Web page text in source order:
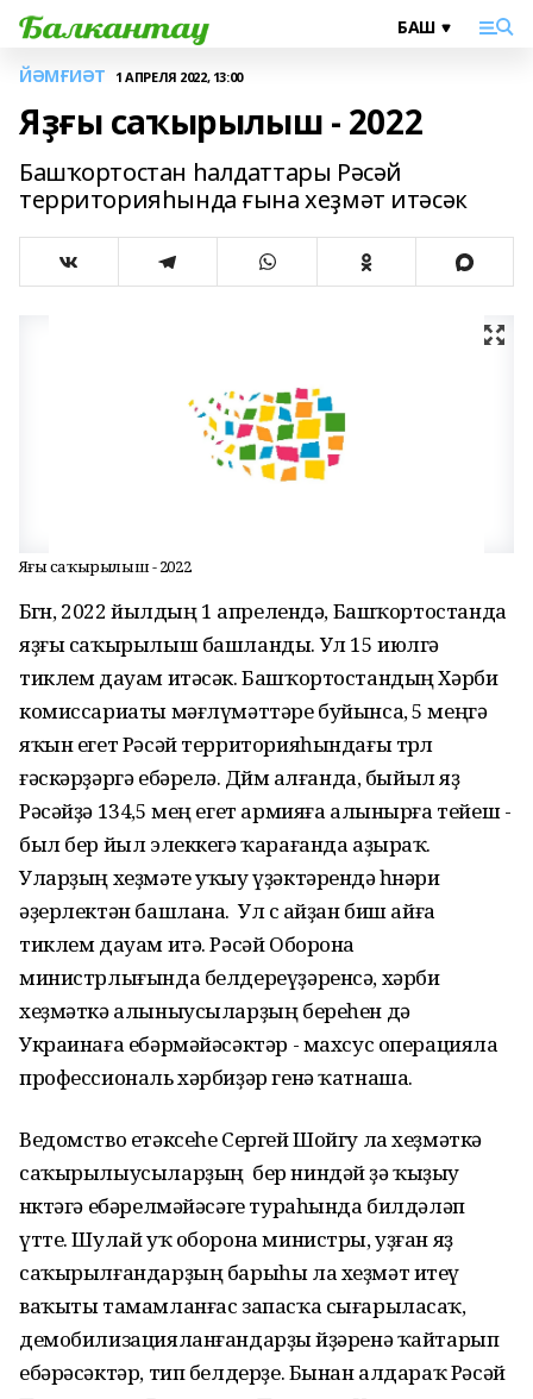
ЙӘМҒИӘТ 1 АПРЕЛЯ 2022, 13:00
Яҙғы саҡырылыш - 2022
Башҡортостан һалдаттары Рәсәй
территорияһында ғына хеҙмәт итәсәк
Яҙғы саҡырылыш - 2022
Бөгөн, 2022 йылдың 1 апрелендә, Башҡортостанда
яҙғы саҡырылыш башланды. Ул 15 июлгә
тиклем дауам итәсәк. Башҡортостандың Хәрби
комиссариаты мәғлүмәттәре буйынса, 5 меңгә
яҡын егет Рәсәй территорияһындағы төрлө
ғәскәрҙәргә ебәрелә. Дөйөм алғанда, быйыл яҙ
Рәсәйҙә 134,5 мең егет армияға алынырға тейеш -
был бер йыл элеккегә ҡарағанда аҙыраҡ.
Уларҙың хеҙмәте уҡыу үҙәктәрендә һөнәри
әҙерлектән башлана. Ул өс айҙан биш айға
тиклем дауам итә. Рәсәй Оборона
министрлығында белдереүҙәренсә, хәрби
хеҙмәткә алыныусыларҙың береһен дә
Украинаға ебәрмәйәсәктәр - махсус операцияла
профессиональ хәрбиҙәр генә ҡатнаша.
Ведомство етәксеһе Сергей Шойгу ла хеҙмәткә
саҡырылыусыларҙың бер ниндәй ҙә ҡыҙыу
нөктәгә ебәрелмәйәсәге тураһында билдәләп
үтте. Шулай уҡ оборона министры, уҙған яҙ
саҡырылғандарҙың барыһы ла хеҙмәт итеү
ваҡыты тамамланғас запасҡа сығарыласаҡ,
демобилизацияланғандарҙы өйҙәренә ҡайтарып
ебәрәсәктәр, тип белдерҙе. Бынан алдараҡ Рәсәй